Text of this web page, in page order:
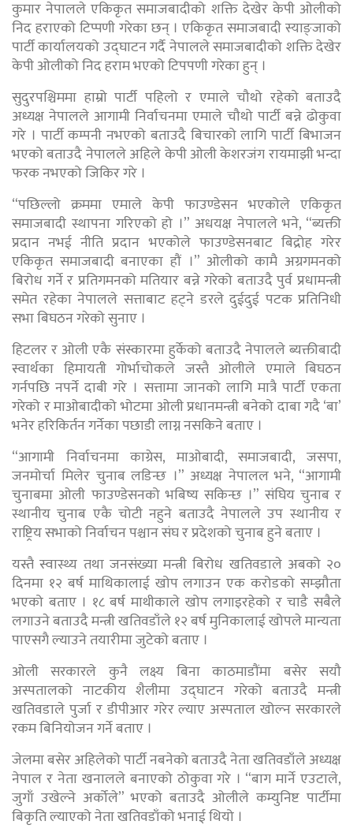
कुमार नेपालले एकिकृत समाजबादीको शक्ति देखेर केपी ओलीको
निद हराएको टिप्पणी गरेका छन् । एकिकृत समाजबादी स्याङ्जाको
पार्टी कार्यालयको उद्घाटन गर्दै नेपालले समाजबादीको शक्ति देखेर
केपी ओलीको निद हराम भएको टिपपणी गरेका हुन् ।
सुदुरपश्चिममा हाम्रो पार्टी पहिलो र एमाले चौथो रहेको बताउदै
अध्यक्ष नेपालले आगामी निर्वाचनमा एमाले चौथो पार्टी बन्ने ढोकुवा
गरे । पार्टी कम्पनी नभएको बताउदै बिचारको लागि पार्टी बिभाजन
भएको बताउदै नेपालले अहिले केपी ओली केशरजंग रायमाझी भन्दा
फरक नभएको जिकिर गरे ।
“पछिल्लो क्रममा एमाले केपी फाउण्डेसन भएकोले एकिकृत
समाजबादी स्थापना गरिएको हो ।” अधयक्ष नेपालले भने, “ब्यक्ती
प्रदान नभई नीति प्रदान भएकोले फाउण्डेसनबाट बिद्रोह गरेर
एकिकृत समाजबादी बनाएका हौं ।” ओलीको कामै अग्रगमनको
बिरोध गर्ने र प्रतिगमनको मतियार बन्ने गरेको बताउदै पुर्व प्रधामन्त्री
समेत रहेका नेपालले सत्ताबाट हट्ने डरले दुईदुई पटक प्रतिनिधी
सभा बिघठन गरेको सुनाए ।
हिटलर र ओली एकै संस्कारमा हुर्केको बताउदै नेपालले ब्यक्तीबादी
स्वार्थका हिमायती गोर्भाचोकले जस्तै ओलीले एमाले बिघठन
गर्नपछि नपर्ने दाबी गरे । सत्तामा जानको लागि मात्रै पार्टी एकता
गरेको र माओबादीको भोटमा ओली प्रधानमन्त्री बनेको दाबा गदै ‘बा’
भनेर हरिकिर्तन गर्नेका पछाडी लाग्न नसकिने बताए ।
“आगामी निर्वाचनमा काग्रेस, माओबादी, समाजबादी, जसपा,
जनमोर्चा मिलेर चुनाब लडिन्छ ।” अध्यक्ष नेपालल भने, “आगामी
चुनाबमा ओली फाउण्डेसनको भबिष्य सकिन्छ ।” संघिय चुनाब र
स्थानीय चुनाब एकै चोटी नहुने बताउदै नेपालले उप स्थानीय र
राष्ट्रिय सभाको निर्वाचन पश्चान संघ र प्रदेशको चुनाब हुने बताए ।
यस्तै स्वास्थ्य तथा जनसंख्या मन्त्री बिरोध खतिवडाले अबको २०
दिनमा १२ बर्ष माथिकालाई खोप लगाउन एक करोडको सम्झौता
भएको बताए । १८ बर्ष माथीकाले खोप लगाइरहेको र चाडै सबैले
लगाउने बताउदै मन्त्री खतिवडाँले १२ बर्ष मुनिकालाई खोपले मान्यता
पाएसगै ल्याउने तयारीमा जुटेको बताए ।
ओली सरकारले कुनै लक्ष्य बिना काठमाडौंमा बसेर सयौ
अस्पतालको नाटकीय शैलीमा उद्घाटन गरेको बताउदै मन्त्री
खतिवडाले पुर्जा र डीपीआर गरेर ल्याए अस्पताल खोल्न सरकारले
रकम बिनियोजन गर्ने बताए ।
जेलमा बसेर अहिलेको पार्टी नबनेको बताउदै नेता खतिवडाँले अध्यक्ष
नेपाल र नेता खनालले बनाएको ठोकुवा गरे । “बाग मार्ने एउटाले,
जुगाँ उखेल्ने अर्कोले” भएको बताउदै ओलीले कम्युनिष्ट पार्टीमा
बिकृति ल्याएको नेता खतिवडाँको भनाई थियो ।